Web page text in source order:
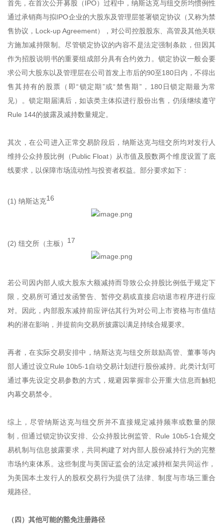
首先，在首次公开募股（IPO）过程中，纳斯达克与纽交所均惯例性
通过承销商与拟IPO企业的大股东及管理层签署锁定协议（又称为禁
售协议，Lock-up Agreement），对公司控股股东、高管及其他关联
方施加减持限制。尽管锁定协议的内容不是法定强制条款，但因其
作为招股说明书的重要组成部分具有合约效力。锁定协议一般会要
求公司大股东以及管理层在公司首发上市后的90至180日内，不得出
售其持有的股票（即“锁定期”或“禁售期”，180日锁定期最为常
见）。锁定期届满后，如该类主体拟进行股份出售，仍须继续遵守
Rule 144的披露及减持数量规定。
其次，在公司进入正常交易阶段后，纳斯达克与纽交所均对发行人
维持公众持股比例（Public Float）从市值及股数两个维度设置了底
线要求，以保障市场流动性与投资者权益。部分要求如下：
(1) 纳斯达克16
(2) 纽交所（主板） 17
若公司因内部人或大股东大额减持而导致公众持股比例低于规定下
限，交易所可通过发函警告、暂停交易或直接启动退市程序进行应
对。因此，内部股东减持前应评估其行为对公司上市资格与市值结
构的潜在影响，并提前向交易所披露以满足持续合规要求。
再者，在实际交易安排中，纳斯达克与纽交所鼓励高管、董事等内
部人通过设立Rule 10b5‑1自动交易计划进行股份减持。此类计划可
通过事先设定交易参数的方式，规避因掌握非公开重大信息而触犯
内幕交易禁令。
综上，尽管纳斯达克与纽交所并不直接规定减持频率或数量的限
制，但通过锁定协议安排、公众持股比例监管、Rule 10b5-1合规交
易机制与信息披露要求，共同构建了对内部人股份减持行为的完整
市场约束体系。这些制度与美国证监会的法定减持框架共同运作，
为美国本土发行人的股权交易行为提供了法律、制度与市场三重合
规路径。
（四）其他可能的豁免注册路径